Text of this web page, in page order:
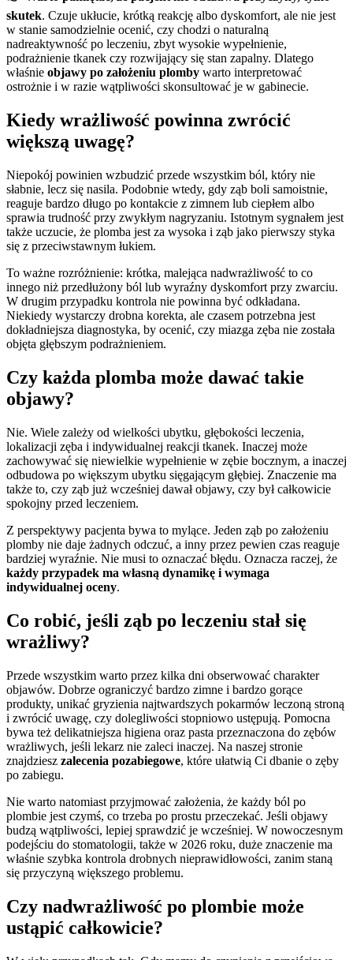
skutek. Czuje ukłucie, krótką reakcję albo dyskomfort, ale nie jest
w stanie samodzielnie ocenić, czy chodzi o naturalną
nadreaktywność po leczeniu, zbyt wysokie wypełnienie,
podrażnienie tkanek czy rozwijający się stan zapalny. Dlatego
właśnie objawy po założeniu plomby warto interpretować
ostrożnie i w razie wątpliwości skonsultować je w gabinecie.
Kiedy wrażliwość powinna zwrócić
większą uwagę?
Niepokój powinien wzbudzić przede wszystkim ból, który nie
słabnie, lecz się nasila. Podobnie wtedy, gdy ząb boli samoistnie,
reaguje bardzo długo po kontakcie z zimnem lub ciepłem albo
sprawia trudność przy zwykłym nagryzaniu. Istotnym sygnałem jest
także uczucie, że plomba jest za wysoka i ząb jako pierwszy styka
się z przeciwstawnym łukiem.
To ważne rozróżnienie: krótka, malejąca nadwrażliwość to co
innego niż przedłużony ból lub wyraźny dyskomfort przy zwarciu.
W drugim przypadku kontrola nie powinna być odkładana.
Niekiedy wystarczy drobna korekta, ale czasem potrzebna jest
dokładniejsza diagnostyka, by ocenić, czy miazga zęba nie została
objęta głębszym podrażnieniem.
Czy każda plomba może dawać takie
objawy?
Nie. Wiele zależy od wielkości ubytku, głębokości leczenia,
lokalizacji zęba i indywidualnej reakcji tkanek. Inaczej może
zachowywać się niewielkie wypełnienie w zębie bocznym, a inaczej
odbudowa po większym ubytku sięgającym głębiej. Znaczenie ma
także to, czy ząb już wcześniej dawał objawy, czy był całkowicie
spokojny przed leczeniem.
Z perspektywy pacjenta bywa to mylące. Jeden ząb po założeniu
plomby nie daje żadnych odczuć, a inny przez pewien czas reaguje
bardziej wyraźnie. Nie musi to oznaczać błędu. Oznacza raczej, że
każdy przypadek ma własną dynamikę i wymaga
indywidualnej oceny.
Co robić, jeśli ząb po leczeniu stał się
wrażliwy?
Przede wszystkim warto przez kilka dni obserwować charakter
objawów. Dobrze ograniczyć bardzo zimne i bardzo gorące
produkty, unikać gryzienia najtwardszych pokarmów leczoną stroną
i zwrócić uwagę, czy dolegliwości stopniowo ustępują. Pomocna
bywa też delikatniejsza higiena oraz pasta przeznaczona do zębów
wrażliwych, jeśli lekarz nie zaleci inaczej. Na naszej stronie
znajdziesz zalecenia pozabiegowe, które ułatwią Ci dbanie o zęby
po zabiegu.
Nie warto natomiast przyjmować założenia, że każdy ból po
plombie jest czymś, co trzeba po prostu przeczekać. Jeśli objawy
budzą wątpliwości, lepiej sprawdzić je wcześniej. W nowoczesnym
podejściu do stomatologii, także w 2026 roku, duże znaczenie ma
właśnie szybka kontrola drobnych nieprawidłowości, zanim staną
się przyczyną większego problemu.
Czy nadwrażliwość po plombie może
ustąpić całkowicie?